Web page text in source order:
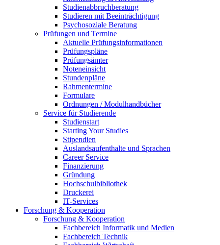
Studienabbruchberatung
Studieren mit Beeinträchtigung
Psychosoziale Beratung
Prüfungen und Termine
Aktuelle Prüfungsinformationen
Prüfungspläne
Prüfungsämter
Noteneinsicht
Stundenpläne
Rahmentermine
Formulare
Ordnungen / Modulhandbücher
Service für Studierende
Studienstart
Starting Your Studies
Stipendien
Auslandsaufenthalte und Sprachen
Career Service
Finanzierung
Gründung
Hochschulbibliothek
Druckerei
IT-Services
Forschung & Kooperation
Forschung & Kooperation
Fachbereich Informatik und Medien
Fachbereich Technik